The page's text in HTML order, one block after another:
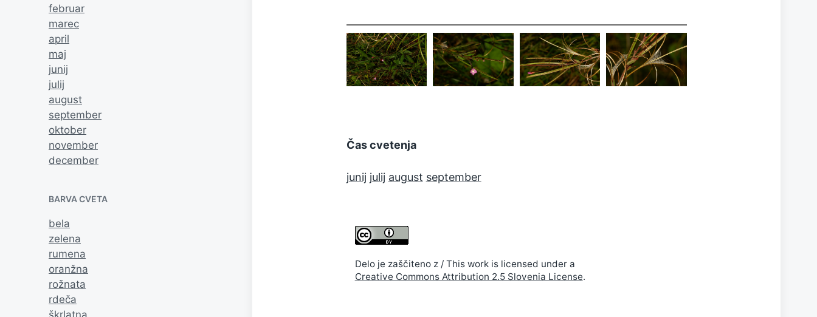
februar
marec
april
maj
junij
julij
august
september
oktober
november
december
BARVA CVETA
bela
zelena
rumena
oranžna
rožnata
rdeča
škrlatna
Epilobium
parviflorum
Epilobium
parviflorum
Epilobium
parviflorum
Epilobium
parviflorum
Čas cvetenja
junij julij august september
Delo je zaščiteno z / This work is licensed under a
Creative Commons Attribution 2.5 Slovenia License.